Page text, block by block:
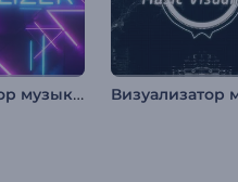
Визуализатор музыки: Неоновый свет